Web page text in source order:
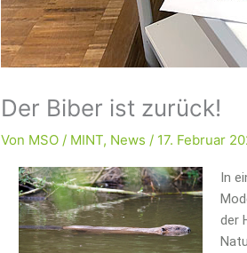
Der Biber ist zurück!
Von MSO / MINT, News / 17. Februar
In
der